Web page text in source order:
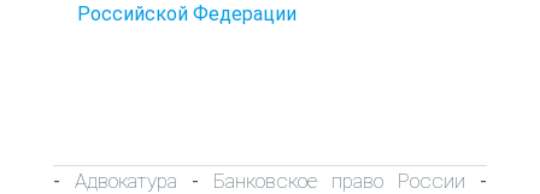
Российской Федерации
- Адвокатура - Банковское право России -